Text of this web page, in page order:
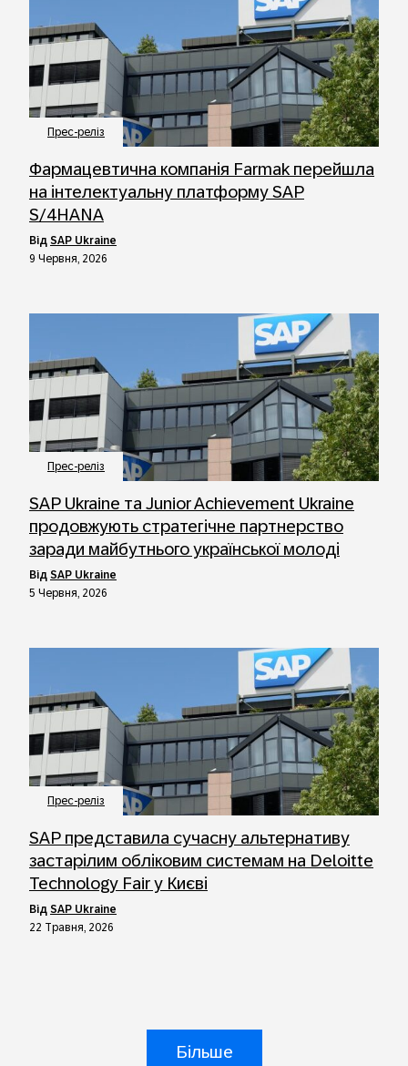
Прес-реліз
Фармацевтична компанія Farmak перейшла
на інтелектуальну платформу SAP
S/4HANA
від SAP Ukraine
9 Червня, 2026
Прес-реліз
SAP Ukraine та Junior Achievement Ukraine
продовжують стратегічне партнерство
заради майбутнього української молоді
від SAP Ukraine
5 Червня, 2026
Прес-реліз
SAP представила сучасну альтернативу
застарілим обліковим системам на Deloitte
Technology Fair у Києві
від SAP Ukraine
22 Травня, 2026
Більше